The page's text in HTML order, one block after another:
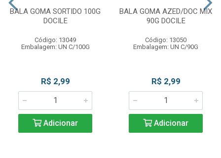
BALA GOMA SORTIDO 100G
DOCILE
Código: 13049
Embalagem: UN C/100G
R$ 2,99
Adicionar
BALA GOMA AZED/DOC MIX
90G DOCILE
Código: 13050
Embalagem: UN C/90G
R$ 2,99
Adicionar